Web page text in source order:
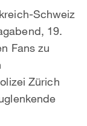
Schweiz
19.
Fans zu
Zürich